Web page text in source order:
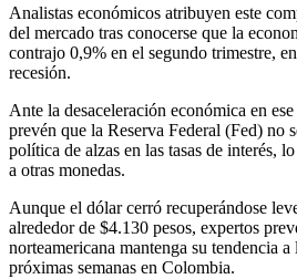
Analistas económicos atribuyen este
del mercado tras conocerse que la
contrajo 0,9% en el segundo trimestre,
recesión.
Ante la desaceleración económica en
prevén que la Reserva Federal (Fed) no
política de alzas en las tasas de interés,
a otras monedas.
Aunque el dólar cerró recuperándose
alrededor de $4.130 pesos, expertos
norteamericana mantenga su tendencia a
próximas semanas en Colombia.